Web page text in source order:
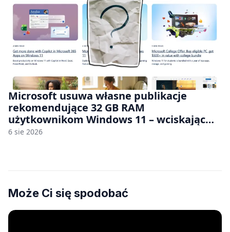
Microsoft usuwa własne publikacje
rekomendujące 32 GB RAM
użytkownikom Windows 11 – wciskając
nam przy tym komputery z 8 GB RAM po
6 sie 2026
Może Ci się spodobać